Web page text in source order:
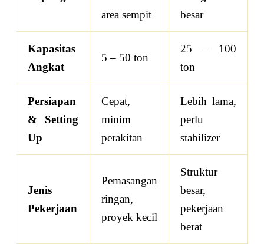
area sempit
besar
Kapasitas
Angkat
5 – 50 ton
25 – 100
ton
Persiapan
& Setting
Up
Cepat,
minim
perakitan
Lebih lama,
perlu
stabilizer
Jenis
Pekerjaan
Pemasangan
ringan,
proyek kecil
Struktur
besar,
pekerjaan
berat